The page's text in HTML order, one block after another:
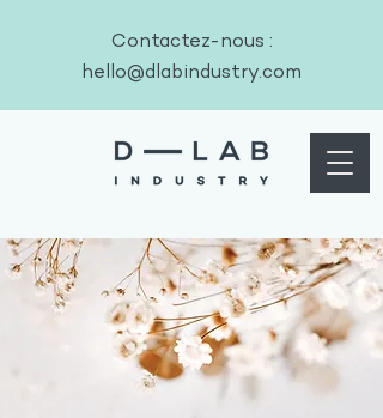
Contactez-nous :
hello@dlabindustry.com